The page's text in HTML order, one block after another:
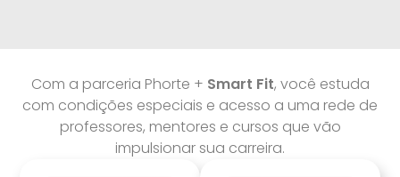
Com a parceria Phorte + Smart Fit, você estuda
com condições especiais e acesso a uma rede de
professores, mentores e cursos que vão
impulsionar sua carreira.